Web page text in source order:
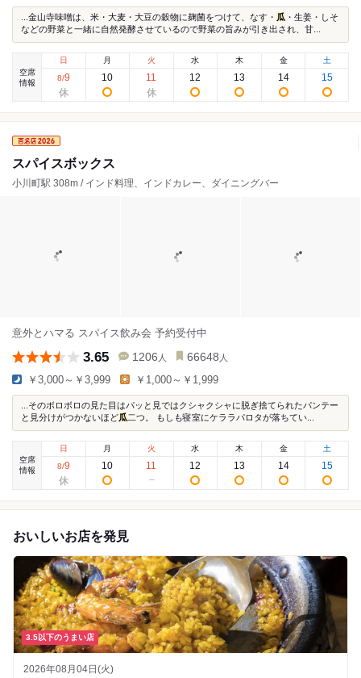
...金山寺味噌は、米・大麦・大豆の穀物に麹菌をつけて、なす・ 瓜 ・生姜・しそ
などの野菜と一緒に自然発酵させているので野菜の旨みが引き出され、甘...
空席
情報
日
8/9
月
10
火
11
水
12
木
13
金
14
土
15
スパイスボックス
小川町駅 308m / インド料理、インドカレー、ダイニングバー
意外とハマる スパイス飲み会 予約受付中
3.65 1206 人 66648 人
￥3,000～￥3,999 ￥1,000～￥1,999
...そのボロボロの見た目はパッと見ではクシャクシャに脱ぎ捨てられたパンテー
と見分けがつかないほど瓜二つ。 もしも寝室にケララパロタが落ちてい...
空席
情報
日
8/9
月
10
火
11
水
12
木
13
金
14
土
15
おいしいお店を発見
3.5以下のうまい店
2026年08月04日(火)